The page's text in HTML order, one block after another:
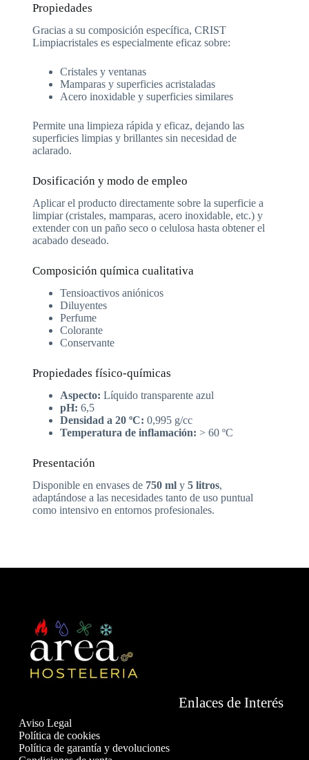
Propiedades
Gracias a su composición específica, CRIST
Limpiacristales es especialmente eficaz sobre:
Cristales y ventanas
Mamparas y superficies acristaladas
Acero inoxidable y superficies similares
Permite una limpieza rápida y eficaz, dejando las
superficies limpias y brillantes sin necesidad de
aclarado.
Dosificación y modo de empleo
Aplicar el producto directamente sobre la superficie a
limpiar (cristales, mamparas, acero inoxidable, etc.) y
extender con un paño seco o celulosa hasta obtener el
acabado deseado.
Composición química cualitativa
Tensioactivos aniónicos
Diluyentes
Perfume
Colorante
Conservante
Propiedades físico-químicas
Aspecto: Líquido transparente azul
pH: 6,5
Densidad a 20 ºC: 0,995 g/cc
Temperatura de inflamación: > 60 ºC
Presentación
Disponible en envases de 750 mly 5 litros,
adaptándose a las necesidades tanto de uso puntual
como intensivo en entornos profesionales.
Enlaces de Interés
Aviso Legal
Política de cookies
Política de garantía y devoluciones